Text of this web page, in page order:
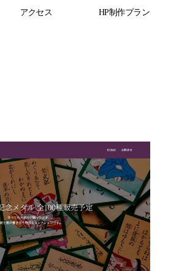
アクセス HP制作プラン